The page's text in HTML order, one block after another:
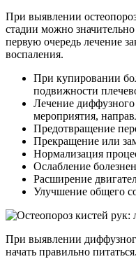
При выявлении
стадии можно
первую очередь лечение
воспаления.
При купировании
подвижности
Лечение диффузного
мероприятия,
Предотвращение
Прекращение или
Нормализация
Ослабление
Расширение
Улучшение общего
При выявлении
начать правильно